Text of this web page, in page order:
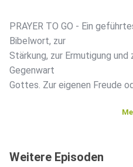
PRAYER TO GO - Ein
Bibelwort, zur
Stärkung, zur Ermutigung
Gegenwart
Gottes. Zur eigenen Freude
Weitere Episoden